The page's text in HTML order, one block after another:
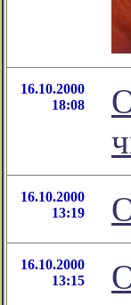
16.10.2000
18:08
16.10.2000
13:19
16.10.2000
13:15